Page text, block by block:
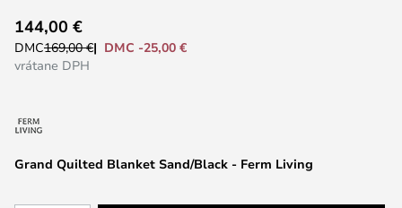
na
začiatok
Grand Quilted Blanket Sand/Black - Ferm Living
144,00 €
DMC169,00 €
DMC -25,00 €
vrátane DPH